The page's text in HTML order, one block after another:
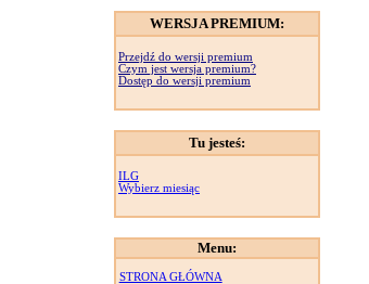
WERSJA PREMIUM:
Przejdź do wersji premium
Czym jest wersja premium?
Dostęp do wersji premium
Tu jesteś:
ILG
Wybierz miesiąc
Menu:
STRONA GŁÓWNA